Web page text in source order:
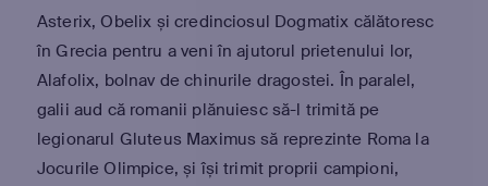
Asterix, Obelix și credinciosul Dogmatix călătoresc
în Grecia pentru a veni în ajutorul prietenului lor,
Alafolix, bolnav de chinurile dragostei. În paralel,
galii aud că romanii plănuiesc să-l trimită pe
legionarul Gluteus Maximus să reprezinte Roma la
Jocurile Olimpice, și își trimit proprii campioni,